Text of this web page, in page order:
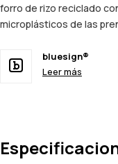
forro de rizo reciclado
microplásticos de las
bluesign®
Leer más